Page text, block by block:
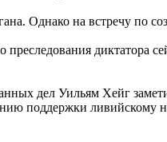
Однако на встречу по
дел Уильям Хейг
поддержки